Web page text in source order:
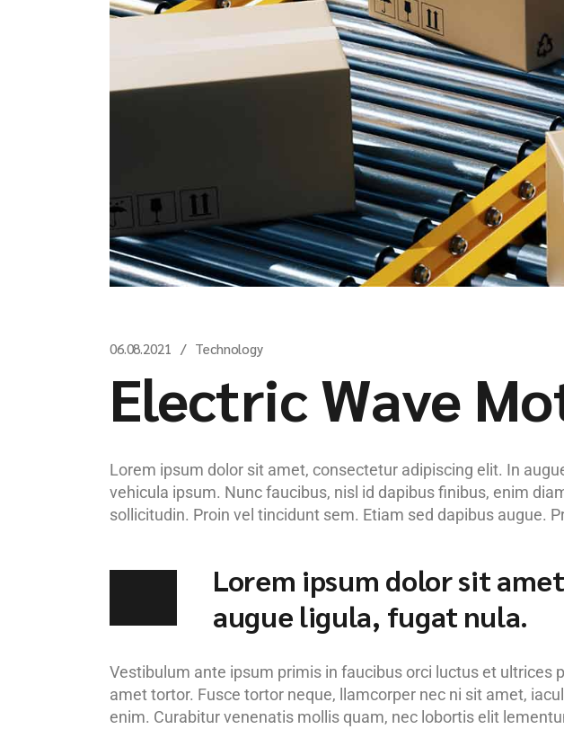
06.08.2021 Technology
Electric Wave
Lorem ipsum dolor sit amet, consectetur adipiscing elit. In
vehicula ipsum. Nunc faucibus, nisl id dapibus finibus, enim
sollicitudin. Proin vel tincidunt sem. Etiam sed dapibus augue.
Lorem ipsum dolor sit
augue ligula, fugat nula.
Vestibulum ante ipsum primis in faucibus orci luctus et ultrices
amet tortor. Fusce tortor neque, llamcorper nec ni sit amet,
enim. Curabitur venenatis mollis quam, nec lobortis elit